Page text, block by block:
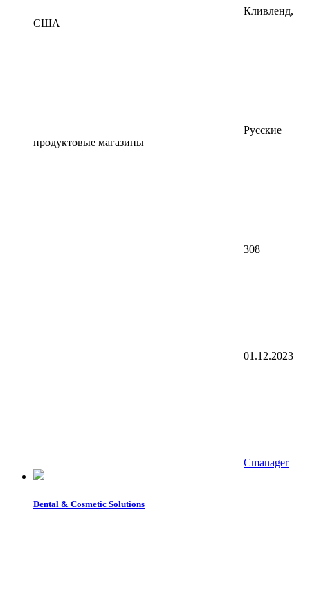
Кливленд,
США
Русские
продуктовые магазины
308
01.12.2023
Cmanager
Dental & Cosmetic Solutions